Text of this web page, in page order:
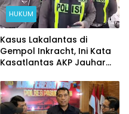
HUKUM
Kasus Lakalantas di
Gempol Inkracht, Ini Kata
Kasatlantas AKP Jauhar